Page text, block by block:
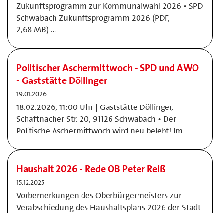
Zukunftsprogramm zur Kommunalwahl 2026 • SPD
Schwabach Zukunftsprogramm 2026 (PDF,
2,68 MB) …
Politischer Aschermittwoch - SPD und AWO
- Gaststätte Döllinger
19.01.2026
18.02.2026, 11:00 Uhr | Gaststätte Döllinger,
Schaftnacher Str. 20, 91126 Schwabach • Der
Politische Aschermittwoch wird neu belebt! Im …
Haushalt 2026 - Rede OB Peter Reiß
15.12.2025
Vorbemerkungen des Oberbürgermeisters zur
Verabschiedung des Haushaltsplans 2026 der Stadt